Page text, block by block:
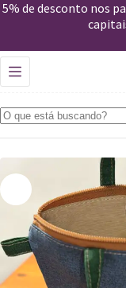
R$79,00
Apenas 2 em
5% de desconto nos